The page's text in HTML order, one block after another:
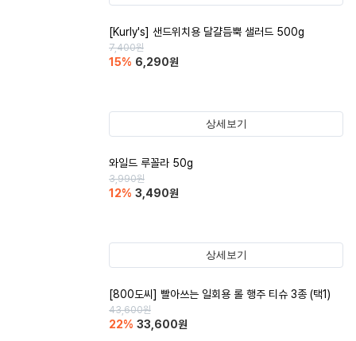
[Kurly's] 샌드위치용 달걀듬뿍 샐러드 500g
7,400원
15% 6,290원
상세보기
와일드 루꼴라 50g
3,990원
12% 3,490원
상세보기
[800도씨] 빨아쓰는 일회용 롤 행주 티슈 3종 (택1)
43,600원
22% 33,600원